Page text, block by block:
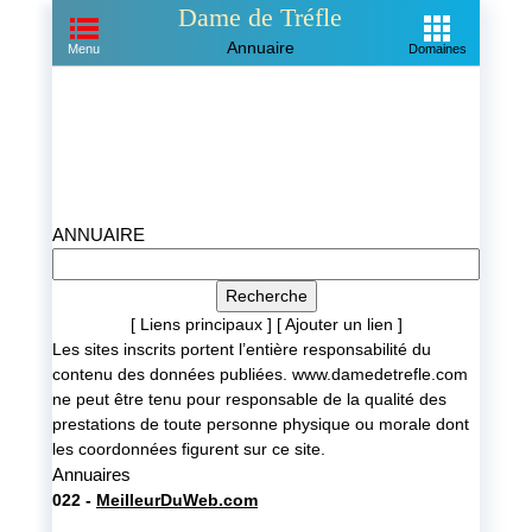
Dame de Tréfle
Annuaire
Menu Domaines
ANNUAIRE
[ Liens principaux ] [ Ajouter un lien ]
Les sites inscrits portent l’entière responsabilité du
contenu des données publiées. www.damedetrefle.com
ne peut être tenu pour responsable de la qualité des
prestations de toute personne physique ou morale dont
les coordonnées figurent sur ce site.
Annuaires
022 - MeilleurDuWeb.com